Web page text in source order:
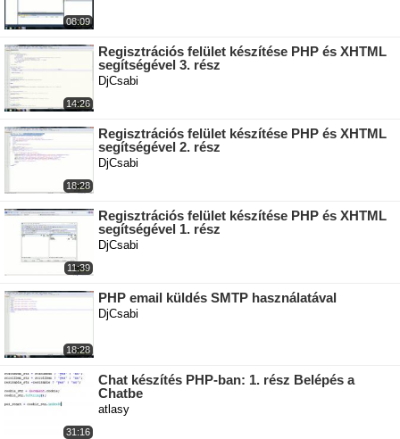
08:09
14:26
Regisztrációs felület készítése PHP és XHTML
segítségével 3. rész
DjCsabi
18:28
Regisztrációs felület készítése PHP és XHTML
segítségével 2. rész
DjCsabi
11:39
Regisztrációs felület készítése PHP és XHTML
segítségével 1. rész
DjCsabi
18:28
PHP email küldés SMTP használatával
DjCsabi
31:16
Chat készítés PHP-ban: 1. rész Belépés a
Chatbe
atlasy